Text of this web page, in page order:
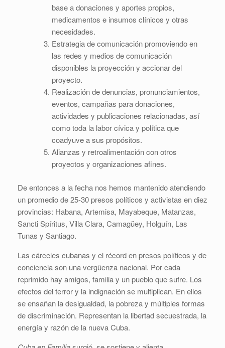
base a donaciones y aportes propios,
medicamentos e insumos clínicos y otras
necesidades.
Estrategia de comunicación promoviendo en
las redes y medios de comunicación
disponibles la proyección y accionar del
proyecto.
Realización de denuncias, pronunciamientos,
eventos, campañas para donaciones,
actividades y publicaciones relacionadas, así
como toda la labor cívica y política que
coadyuve a sus propósitos.
Alianzas y retroalimentación con otros
proyectos y organizaciones afines.
De entonces a la fecha nos hemos mantenido atendiendo
un promedio de 25-30 presos políticos y activistas en diez
provincias: Habana, Artemisa, Mayabeque, Matanzas,
Sancti Spíritus, Villa Clara, Camagüey, Holguín, Las
Tunas y Santiago.
Las cárceles cubanas y el récord en presos políticos y de
conciencia son una vergüenza nacional. Por cada
reprimido hay amigos, familia y un pueblo que sufre. Los
efectos del terror y la indignación se multiplican. En ellos
se ensañan la desigualdad, la pobreza y múltiples formas
de discriminación. Representan la libertad secuestrada, la
energía y razón de la nueva Cuba.